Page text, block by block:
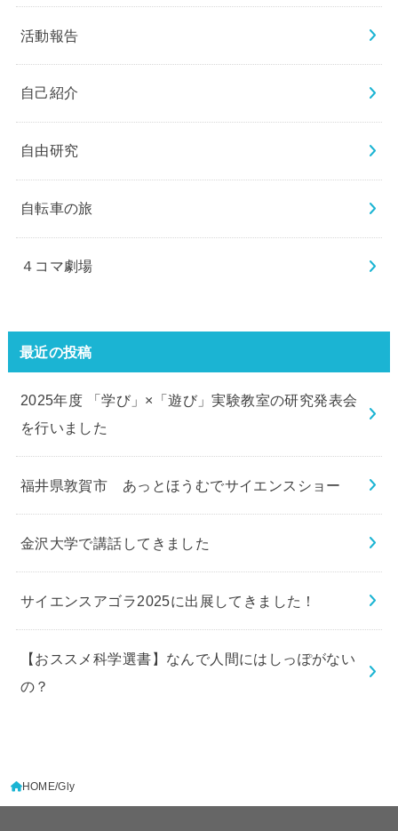
活動報告
自己紹介
自由研究
自転車の旅
４コマ劇場
最近の投稿
2025年度 「学び」×「遊び」実験教室の研究発表会
を行いました
福井県敦賀市 あっとほうむでサイエンスショー
金沢大学で講話してきました
サイエンスアゴラ2025に出展してきました！
【おススメ科学選書】なんで人間にはしっぽがない
の？
HOME Gly